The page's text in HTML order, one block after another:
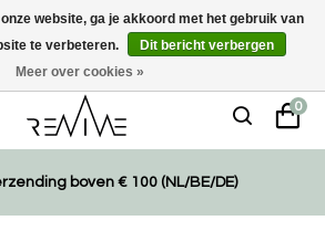
en ethisch gemaakte producten
0
boven € 100 (NL/BE/DE)
website, ga je akkoord met het gebruik van
te verbeteren.
Dit bericht verbergen
Meer over cookies »